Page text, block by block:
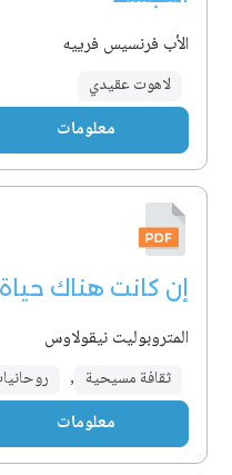
الأب فرنسيس فرييه
لاهوت عقيدي
معلومات
إن كانت هناك
المتروبوليت نيقولاوس
ثقافة مسيحية ,
معلومات